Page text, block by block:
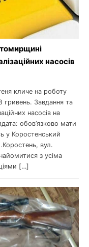
насосів
кличе на роботу
гривень. Завдання та
насосів на
обов’язково мати
у Коростенський
вул.
з усіма
[…]